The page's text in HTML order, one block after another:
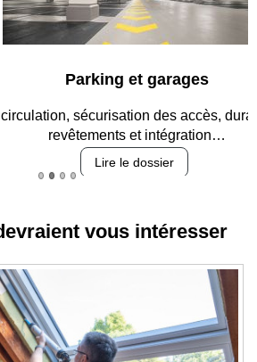
et garages
des accès, durabilité des
et intégration…
vous intéresser